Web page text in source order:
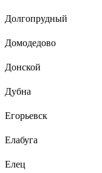
Долгопрудный
Домодедово
Донской
Дубна
Егорьевск
Елабуга
Елец